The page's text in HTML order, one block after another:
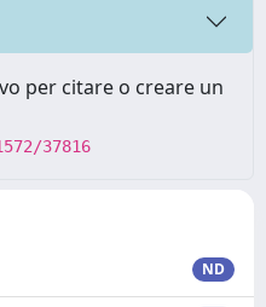
per citare o creare un
37816
ND